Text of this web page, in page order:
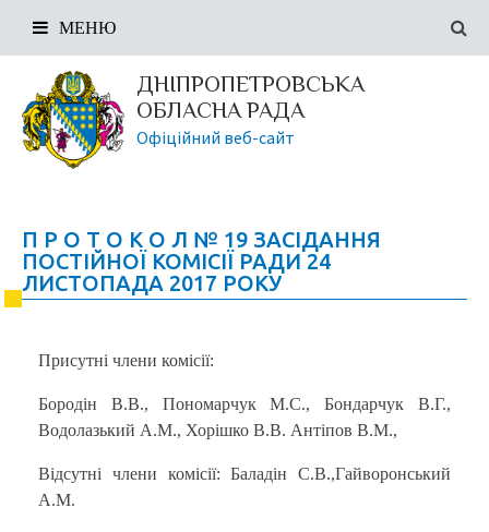
ДНІПРОПЕТРОВСЬКА
ОБЛАСНА РАДА
Офіційний веб-сайт
МЕНЮ
П Р О Т О К О Л № 19 ЗАСІДАННЯ
ПОСТІЙНОЇ КОМІСІЇ РАДИ 24
ЛИСТОПАДА 2017 РОКУ
Присутні члени комісії:
Бородін В.В., Пономарчук М.С., Бондарчук В.Г.,
Водолазький А.М., Хорішко В.В. Антіпов В.М.,
Відсутні члени комісії: Баладін С.В.,Гайворонський
А.М.